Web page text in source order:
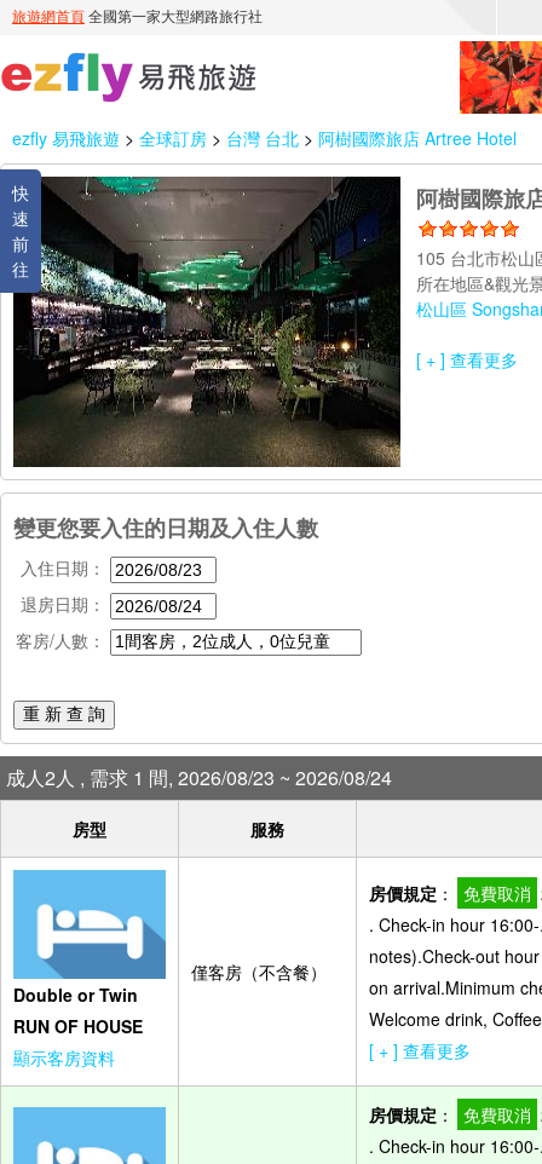
ezfly 易飛旅遊 > 全球訂房 > 台灣 台北 > 阿樹國際旅店 Artree Hotel
快
速
前
往
阿樹國際旅
105 台北市松
所在地區&觀光
松山區
[ + ] 查看更多
變更您要入住的日期及入住人數
入住日期：
退房日期：
客房/人數：
重 新 查 詢
成人2人 , 需求 1 間, 2026/08/23 ~ 2026/08/24
房型 服務
Double or Twin
RUN OF HOUSE
顯示客房資料
僅客房（不含餐）
房價規定 ： 免費取消
. Check-in hour
notes).Check-out
on arrival.Minimum
Welcome drink,
[ + ] 查看更多
房價規定 ： 免費取消
. Check-in hour